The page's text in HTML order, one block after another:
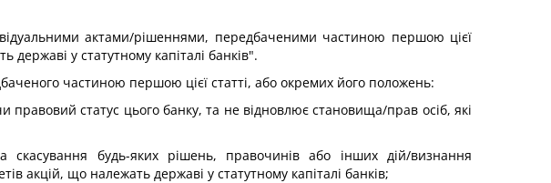
актами/рішеннями, передбаченими частиною першою цієї
у статутному капіталі банків".
частиною першою цієї статті, або окремих його положень:
статус цього банку, та не відновлює становища/прав осіб, які
будь-яких рішень, правочинів або інших дій/визнання
акцій, що належать державі у статутному капіталі банків;